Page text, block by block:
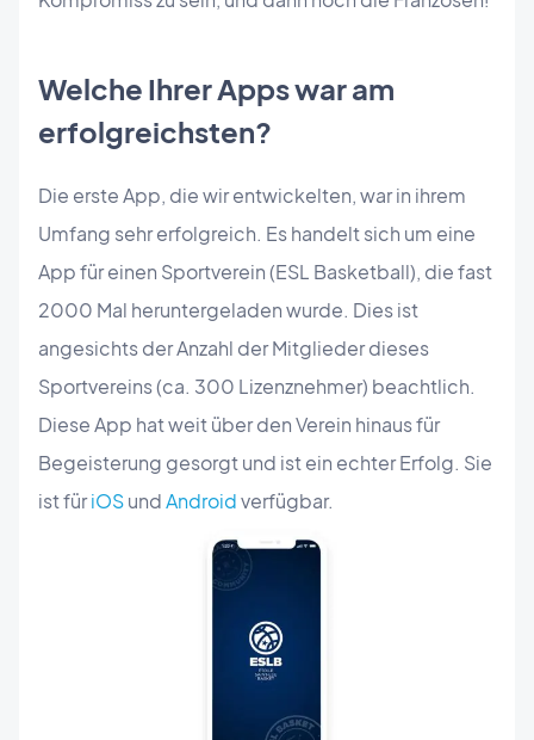
Welche Ihrer Apps war am
erfolgreichsten?
Die erste App, die wir entwickelten, war in ihrem
Umfang sehr erfolgreich. Es handelt sich um eine
App für einen Sportverein (ESL Basketball), die fast
2000 Mal heruntergeladen wurde. Dies ist
angesichts der Anzahl der Mitglieder dieses
Sportvereins (ca. 300 Lizenznehmer) beachtlich.
Diese App hat weit über den Verein hinaus für
Begeisterung gesorgt und ist ein echter Erfolg. Sie
ist füriOSundAndroidverfügbar.